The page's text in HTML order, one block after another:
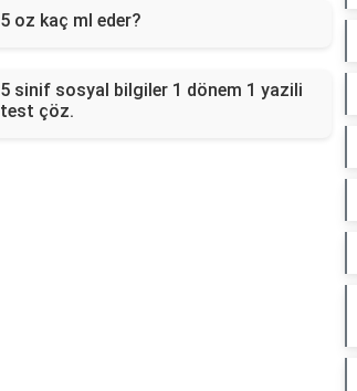
5 oz kaç ml eder?
5 sinif sosyal bilgiler 1 dönem 1 yazili
test çöz.